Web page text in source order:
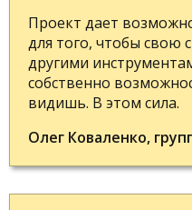
Проект дает
для того, чтобы свою
другими
собственно
видишь. В этом сила.
Олег Коваленко,